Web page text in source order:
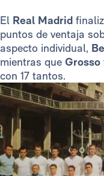
El Real Madrid
puntos de ventaja
aspecto individual,
mientras que Grosso
con 17 tantos.